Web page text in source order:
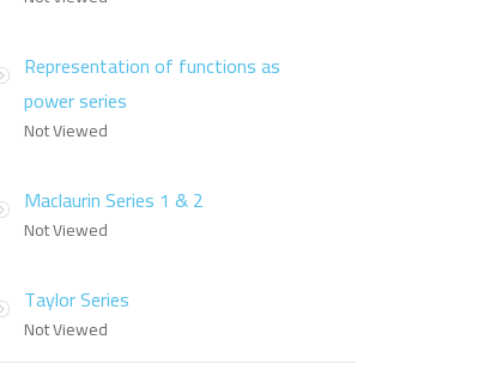
Representation of functions as
power series
Not Viewed
Maclaurin Series 1 & 2
Not Viewed
Taylor Series
Not Viewed